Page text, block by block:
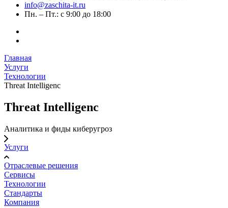
info@zaschita-it.ru
Пн. – Пт.: с 9:00 до 18:00
Главная
Услуги
Технологии
Threat Intelligenc
Threat Intelligenc
Аналитика и фиды киберугроз
Услуги
Отраслевые решения
Сервисы
Технологии
Стандарты
Компания